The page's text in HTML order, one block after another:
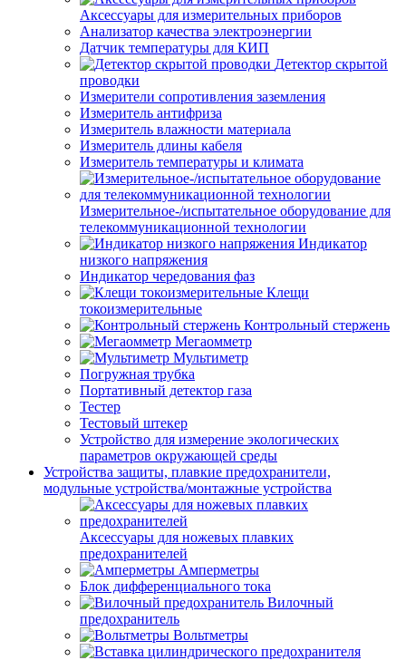
Аксессуары для измерительных приборов
Анализатор качества электроэнергии
Датчик температуры для КИП
Детектор скрытой
проводки
Измерители сопротивления заземления
Измеритель антифриза
Измеритель влажности материала
Измеритель длины кабеля
Измеритель температуры и климата
Измерительное-/испытательное оборудование для
телекоммуникационной технологии
Индикатор
низкого напряжения
Индикатор чередования фаз
Клещи
токоизмерительные
Контрольный стержень
Мегаомметр
Мультиметр
Погружная трубка
Портативный детектор газа
Тестер
Тестовый штекер
Устройство для измерение экологических
параметров окружающей среды
Устройства защиты, плавкие предохранители,
модульные устройства/монтажные устройства
Аксессуары для ножевых плавких
предохранителей
Амперметры
Блок дифференциального тока
Вилочный
предохранитель
Вольтметры